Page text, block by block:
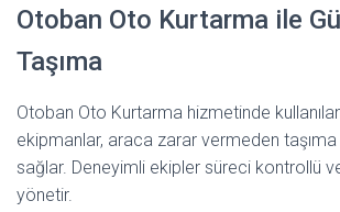
Otoban Oto Kurtarma ile
Taşıma
Otoban Oto Kurtarma hizmetinde
ekipmanlar, araca zarar vermeden taşıma
sağlar. Deneyimli ekipler süreci kontrollü ve
yönetir.